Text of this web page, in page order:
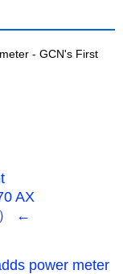
- GCN's First
AX
←
power meter